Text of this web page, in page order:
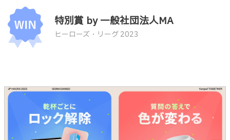
特別賞 by 一般社団法人MA
ヒーローズ・リーグ 2023